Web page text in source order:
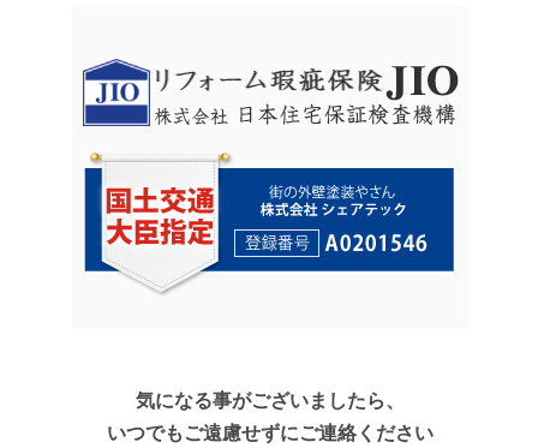
気になる事がございましたら、
いつでもご遠慮せずにご連絡ください